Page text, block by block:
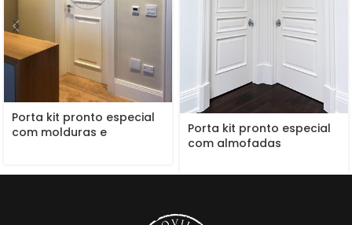
Porta kit pronto especial
com molduras e
Porta kit pronto especial
com almofadas